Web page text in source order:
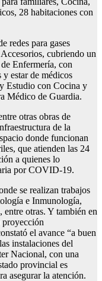
28 habitaciones con
redes para gases
cubriendo un
Enfermería, con
y estar de médicos
Estudio con Cocina y
Médico de Guardia.
otras obras de
de la
donde funcionan
que atienden las 24
a quienes lo
por COVID-19.
se realizan trabajos
e Inmunología,
otras. Y también en
el avance “a buen
instalaciones del
Nacional, con una
provincial es
asegurar la atención.